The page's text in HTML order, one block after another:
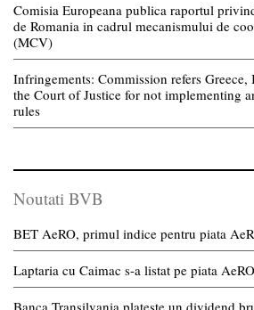
Comisia Europeana publica raportul
de Romania in cadrul mecanismului de
(MCV)
Infringements: Commission refers Greece,
the Court of Justice for not implementing
rules
Noutati BVB
BET AeRO, primul indice pentru piata
Laptaria cu Caimac s-a listat pe piata